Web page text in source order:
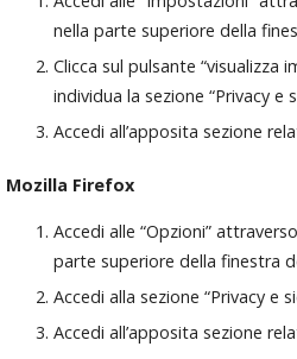
nella parte superiore della
Clicca sul pulsante “visualizza
individua la sezione “Privacy e
Accedi all’apposita sezione
Mozilla Firefox
Accedi alle “Opzioni”
parte superiore della finestra
Accedi alla sezione “Privacy e
Accedi all’apposita sezione